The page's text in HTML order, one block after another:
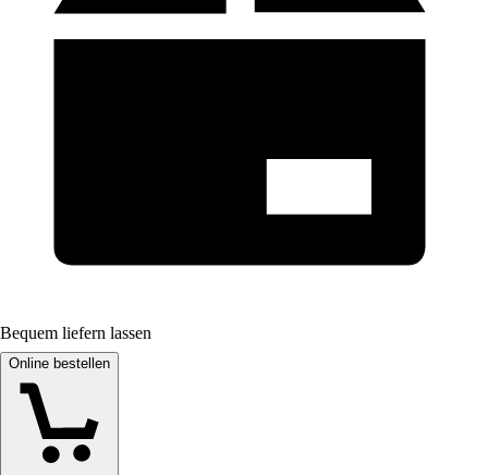
Bequem liefern lassen
Online bestellen